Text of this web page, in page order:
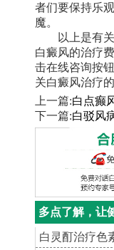
者们要保持乐
魔。
以上是有
白癜风的治疗
击在线咨询按
关白癜风治疗
上一篇:白点癫
下一篇:白驳风
多点了解，让
白灵酊治疗色